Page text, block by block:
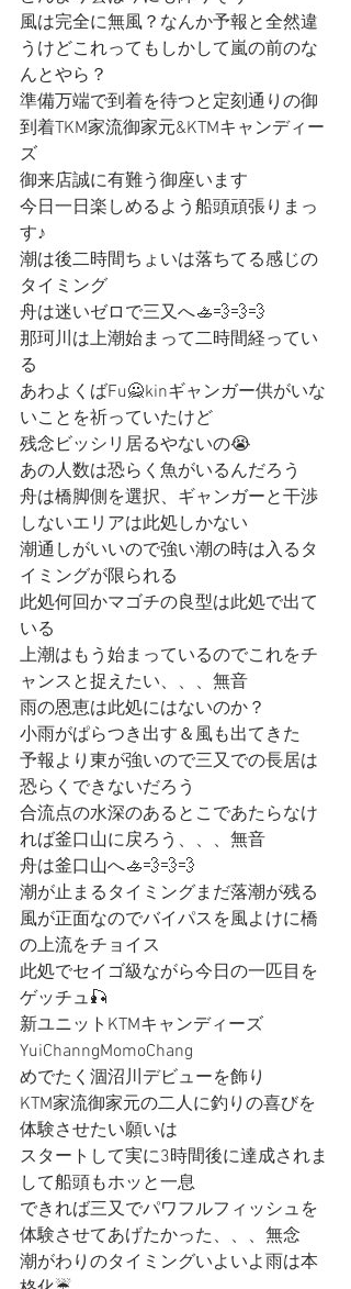
風は完全に無風？なんか予報と全然違
うけどこれってもしかして嵐の前のな
んとやら？
準備万端で到着を待つと定刻通りの御
到着TKM家流御家元&KTMキャンディー
ズ
御来店誠に有難う御座います
今日一日楽しめるよう船頭頑張りまっ
す♪
潮は後二時間ちょいは落ちてる感じの
タイミング
舟は迷いゼロで三又へ🚣💨💨💨
那珂川は上潮始まって二時間経ってい
る
あわよくばFu🙅kinギャンガー供がいな
いことを祈っていたけど
残念ビッシリ居るやないの😭
あの人数は恐らく魚がいるんだろう
舟は橋脚側を選択、ギャンガーと干渉
しないエリアは此処しかない
潮通しがいいので強い潮の時は入るタ
イミングが限られる
此処何回かマゴチの良型は此処で出て
いる
上潮はもう始まっているのでこれをチ
ャンスと捉えたい、、、無音
雨の恩恵は此処にはないのか？
小雨がぱらつき出す＆風も出てきた
予報より東が強いので三又での長居は
恐らくできないだろう
合流点の水深のあるとこであたらなけ
れば釜口山に戻ろう、、、無音
舟は釜口山へ🚣💨💨💨
潮が止まるタイミングまだ落潮が残る
風が正面なのでバイパスを風よけに橋
の上流をチョイス
此処でセイゴ級ながら今日の一匹目を
ゲッチュ🎣
新ユニットKTMキャンディーズ
YuiChanngMomoChang
めでたく涸沼川デビューを飾り
KTM家流御家元の二人に釣りの喜びを
体験させたい願いは
スタートして実に3時間後に達成されま
して船頭もホッと一息
できれば三又でパワフルフィッシュを
体験させてあげたかった、、、無念
潮がわりのタイミングいよいよ雨は本